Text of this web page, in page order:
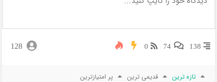
138
74
0
128
تازه ترین قدیمی ترین پر امتیازترین